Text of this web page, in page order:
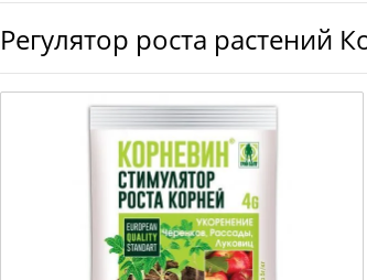
Регулятор роста растений